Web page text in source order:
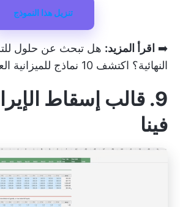
تنزيل هذا النموذج
➡️ اقرأ المزيد: هل تبحث عن حلول
النهائية؟ اكتشف 10 نماذج للميزانية العمومية
9. قالب إسقاط
فينا